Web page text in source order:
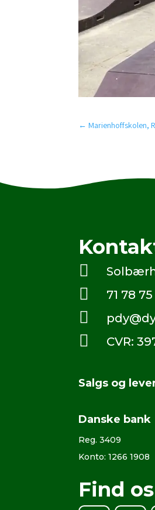
← Marienhoffskolen,

 71 78

 CVR:
Salgs og
Danske bank
Reg. 3409
Konto: 1266 1908
Find